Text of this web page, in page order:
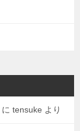
に tensuke より